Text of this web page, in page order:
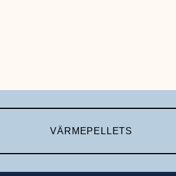
VÄRMEPELLETS